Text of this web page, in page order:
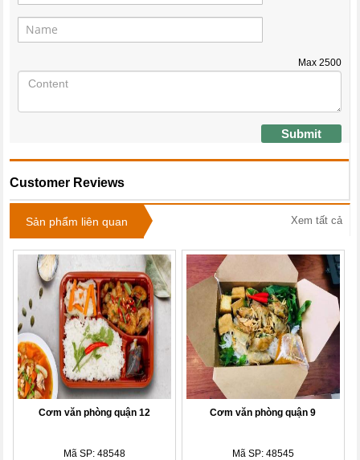
Max 2500
Submit
Customer Reviews
Sản phẩm liên quan Xem tất cả
Cơm văn phòng quận 12
Mã SP: 48548
Cơm văn phòng quận 9
Mã SP: 48545